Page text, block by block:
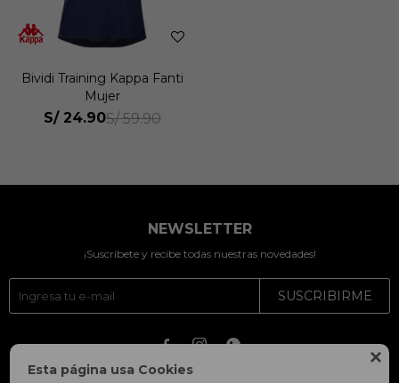

Esta página usa Cookies
Bividi Training Kappa Fanti
Mujer
S/ 24.90S/ 59.90
NEWSLETTER
¡Suscríbete y recibe todas nuestras novedades!
SUSCRIBIRME
  